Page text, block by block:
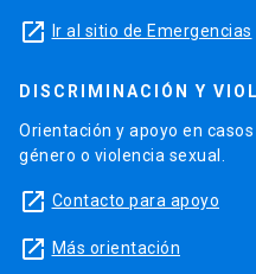
launch Ir al sitio de Emergencias
DISCRIMINACIÓN Y
Orientación y apoyo en
género o violencia sexual.
launch Contacto para apoyo
launch Más orientación